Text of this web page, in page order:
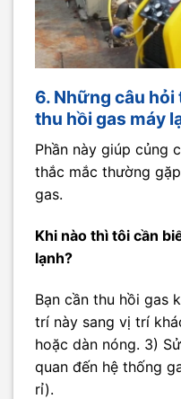
6. Những câu
thu hồi gas máy
Phần này giúp củng
thắc mắc thường
gas.
Khi nào thì tôi cần
lạnh?
Bạn cần thu hồi gas
trí này sang vị trí
hoặc dàn nóng. 3)
quan đến hệ thống
rỉ).